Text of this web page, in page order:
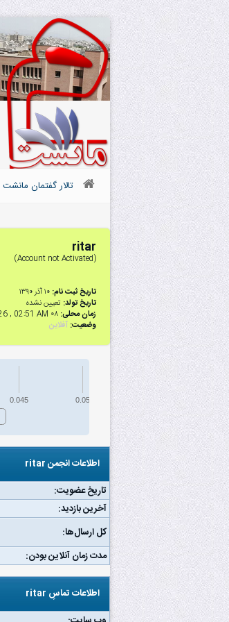
تالار گفتمان مانشت
ritar
(Account not Activated)
تاریخ ثبت نام: ۱۰ آذر ۱۳۹۰
تاریخ تولد: تعیین نشده
زمان محلی: ۰۸ August 2026 , 02:51 AM
وضعیت: آفلاین
0.045 0.05
اطلاعات انجمن ritar
تاریخ عضویت:
آخرین بازدید:
کل ارسال‌ها:
مدت زمان آنلاین بودن:
اطلاعات تماسِ ritar